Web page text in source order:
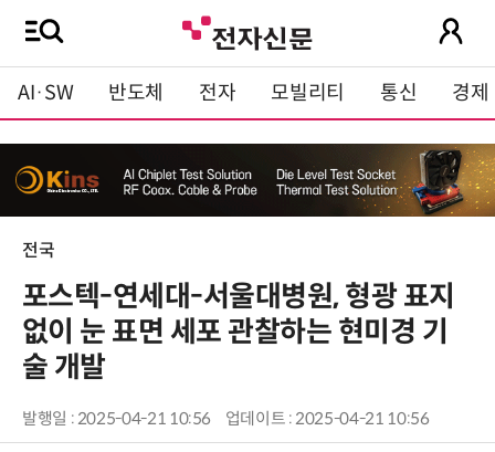
AI·SW 반도체 전자 모빌리티 통신 경제
전국
포스텍-연세대-서울대병원, 형광 표지
없이 눈 표면 세포 관찰하는 현미경 기
술 개발
발행일 : 2025-04-21 10:56 업데이트 : 2025-04-21 10:56